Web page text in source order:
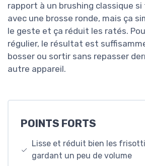
rapport à un brushing classique si
avec une brosse ronde, mais ça
le geste et ça réduit les ratés.
régulier, le résultat est
bosser ou sortir sans repasser
autre appareil.
POINTS FORTS
Lisse et réduit bien les
gardant un peu de volume